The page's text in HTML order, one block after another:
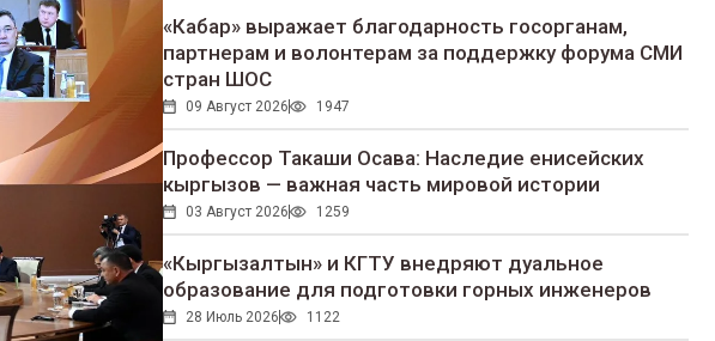
«Кабар» выражает благодарность госорганам,
партнерам и волонтерам за поддержку форума СМИ
стран ШОС
09 Август 2026 1947
Профессор Такаши Осава: Наследие енисейских
кыргызов — важная часть мировой истории
03 Август 2026 1259
«Кыргызалтын» и КГТУ внедряют дуальное
образование для подготовки горных инженеров
28 Июль 2026 1122